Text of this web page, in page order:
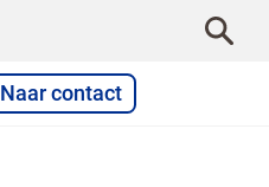
Naar contact